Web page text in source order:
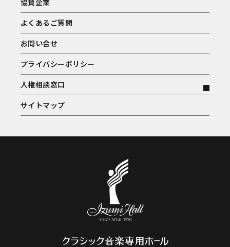
協賛企業
よくあるご質問
お問い合せ
プライバシーポリシー
人権相談窓口
サイトマップ